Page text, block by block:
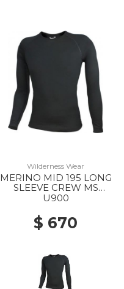
Wilderness Wear
MERINO MID 195 LONG
SLEEVE CREW MS
BLACK
U900
$ 670